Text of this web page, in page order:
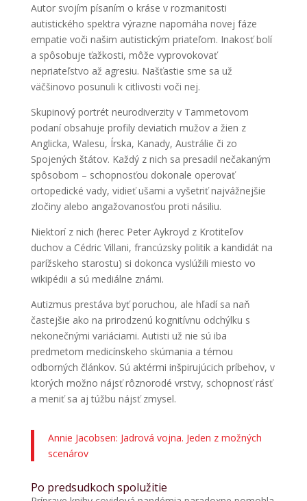
Autor svojím písaním o kráse v rozmanitosti
autistického spektra výrazne napomáha novej fáze
empatie voči našim autistickým priateľom. Inakosť bolí
a spôsobuje ťažkosti, môže vyprovokovať
nepriateľstvo až agresiu. Našťastie sme sa už
väčšinovo posunuli k citlivosti voči nej.
Skupinový portrét neurodiverzity v Tammetovom
podaní obsahuje profily deviatich mužov a žien z
Anglicka, Walesu, Írska, Kanady, Austrálie či zo
Spojených štátov. Každý z nich sa presadil nečakaným
spôsobom – schopnosťou dokonale operovať
ortopedické vady, vidieť ušami a vyšetriť najvážnejšie
zločiny alebo angažovanosťou proti násiliu.
Niektorí z nich (herec Peter Aykroyd z Krotiteľov
duchov a Cédric Villani, francúzsky politik a kandidát na
parížskeho starostu) si dokonca vyslúžili miesto vo
wikipédii a sú mediálne známi.
Autizmus prestáva byť poruchou, ale hľadí sa naň
častejšie ako na prirodzenú kognitívnu odchýlku s
nekonečnými variáciami. Autisti už nie sú iba
predmetom medicínskeho skúmania a témou
odborných článkov. Sú aktérmi inšpirujúcich príbehov, v
ktorých možno nájsť rôznorodé vrstvy, schopnosť rásť
a meniť sa aj túžbu nájsť zmysel.
Annie Jacobsen: Jadrová vojna. Jeden z možných
scenárov
Po predsudkoch spolužitie